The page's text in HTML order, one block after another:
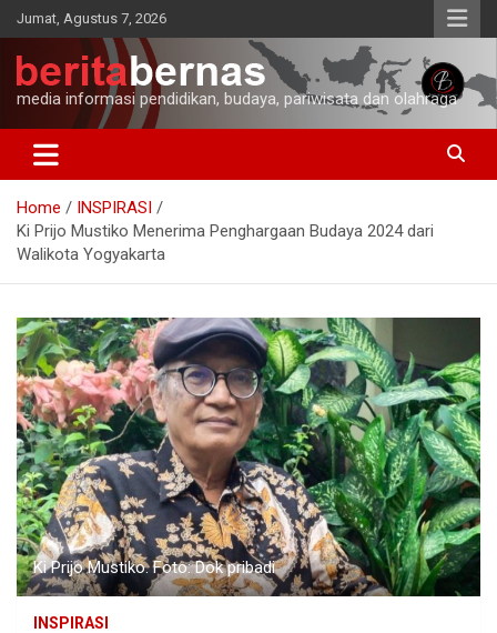
Skip
to
content
Jumat, Agustus 7, 2026
media informasi pendidikan, budaya, pariwisata dan olahraga
Home
INSPIRASI
Ki Prijo Mustiko Menerima Penghargaan Budaya 2024 dari
Walikota Yogyakarta
Ki Prijo Mustiko. Foto: Dok pribadi
INSPIRASI